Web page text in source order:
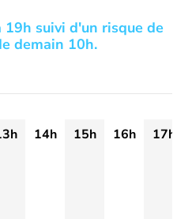
suivi d'un risque de
demain 10h.
14h 15h 16h
17h